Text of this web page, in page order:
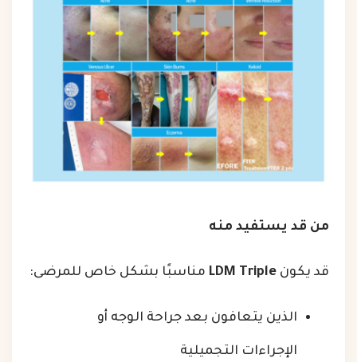
من قد يستفيد منه
قد يكون LDM Triple مناسبًا بشكل خاص للمرضى:
الذين يتعافون بعد جراحة الوجه أو
الإجراءات التجميلية